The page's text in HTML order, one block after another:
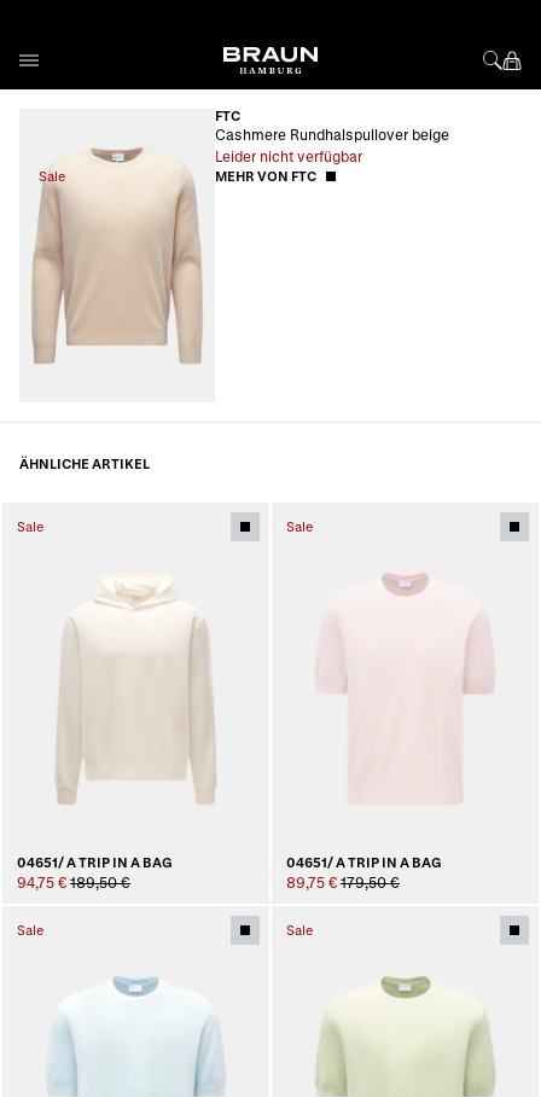
Sale
FTC
Cashmere Rundhalspullover beige
Leider nicht verfügbar
MEHR VON FTC
ÄHNLICHE ARTIKEL
Sale
04651/ A TRIP IN A BAG
94,75 € 189,50 €
Sale
04651/ A TRIP IN A BAG
89,75 € 179,50 €
Sale Sale